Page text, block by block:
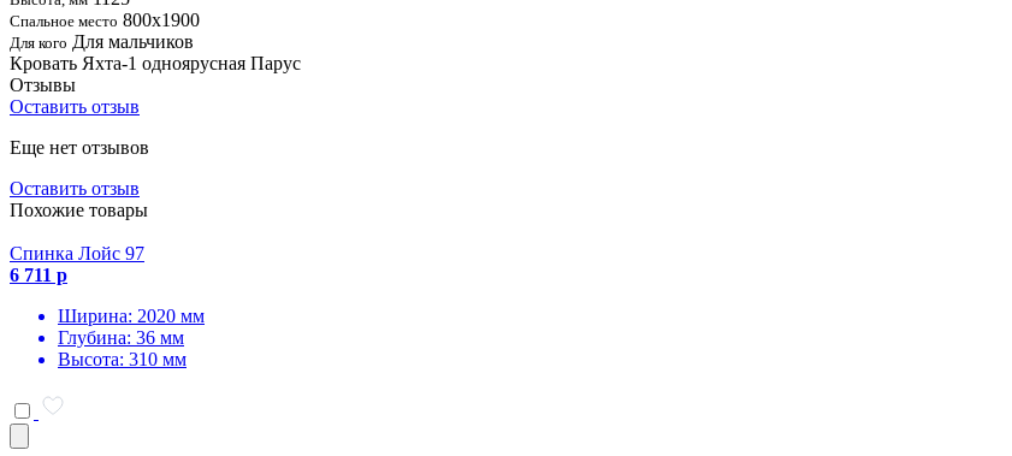
Спальное место 800х1900
Для кого Для мальчиков
Кровать Яхта-1 одноярусная Парус
Отзывы
Оставить отзыв
Еще нет отзывов
Оставить отзыв
Похожие товары
Спинка Лойс 97
6 711 р
Ширина: 2020 мм
Глубина: 36 мм
Высота: 310 мм